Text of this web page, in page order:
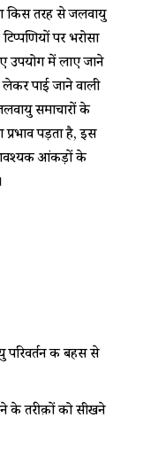
किस तरह से जलवायु
पर भरोसा
उपयोग में लाए जाने
लेकर पाई जाने वाली
समाचारों के
पड़ता है, इस
आवश्यक आंकड़ों के
की बहस से
के तरीक़ों को सीखने